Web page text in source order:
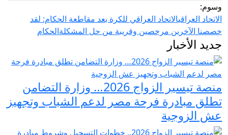
وسوم:
الاتحاد العراقيالاتحاد العراقي للكرة بعد مقاطعة الحكام: لقد
خصصنا الآخرين مرخصين وقريبة من حل المشكلةالحكام
جديد الأخبار
منصة تيسير الزواج 2026… وزارة التضامن
تطلق مبادرة فرحة مصر لدعم الشباب وتجهيز
عش الزوجية